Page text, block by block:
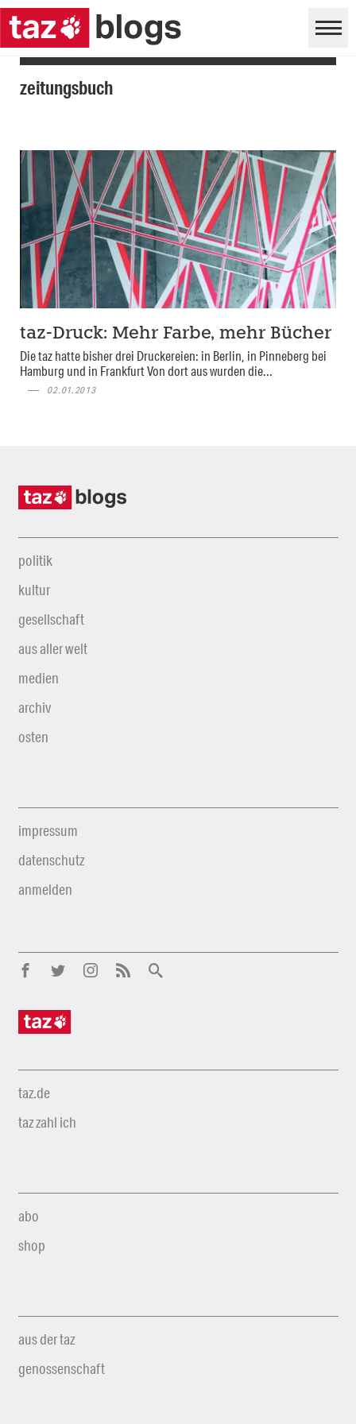
zeitungsbuch
taz-Druck: Mehr Farbe, mehr Bücher
Die taz hatte bisher drei Druckereien: in Berlin, in Pinneberg bei
Hamburg und in Frankfurt Von dort aus wurden die...
02.01.2013
politik
kultur
gesellschaft
aus aller welt
medien
archiv
osten
impressum
datenschutz
anmelden
taz.de
taz zahl ich
abo
shop
aus der taz
genossenschaft